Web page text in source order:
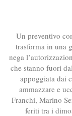
Un preventivo
trasforma in una
nega
che stanno fuori
appoggiata dai
ammazzare e
Franchi, Marino
feriti tra i